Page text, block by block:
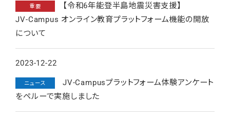
重要
【令和6年能登半島地震災害支援】
JV-Campus オンライン教育プラットフォーム機能の開放
について
2023-12-22
ニュース
JV-Campusプラットフォーム体験アンケート
をペルーで実施しました